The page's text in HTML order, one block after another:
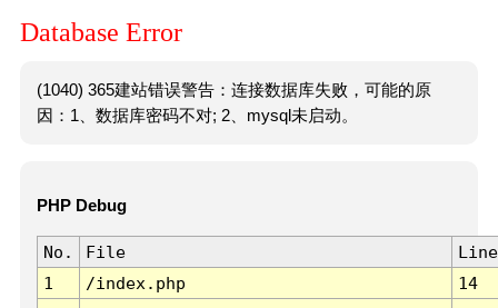
Database Error
(1040) 365建站错误警告：连接数据库失败，可能的原
因：1、数据库密码不对; 2、mysql未启动。
PHP Debug
No. File
Line
1
/index.php 14